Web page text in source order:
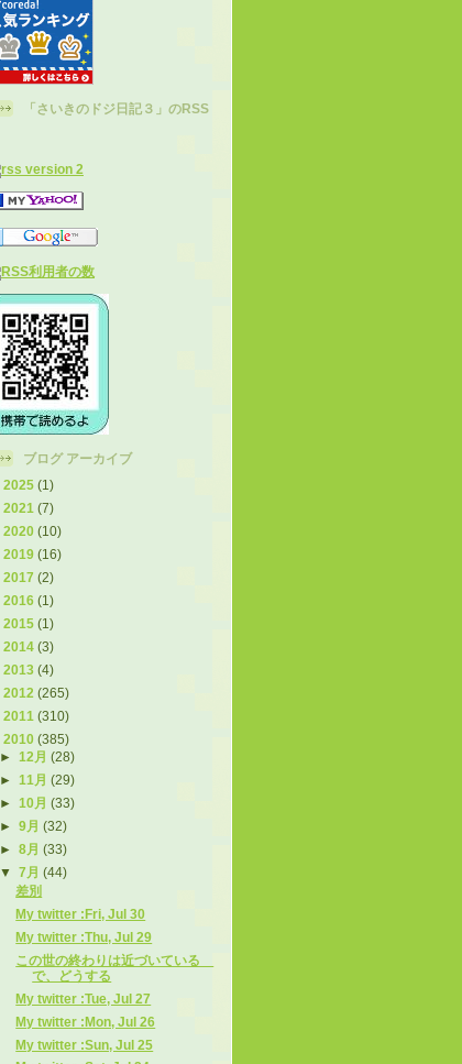
「さいきのドジ日記３」のRSS
ブログ アーカイブ
2025 (1)
2021 (7)
2020 (10)
2019 (16)
2017 (2)
2016 (1)
2015 (1)
2014 (3)
2013 (4)
2012 (265)
2011 (310)
2010 (385)
►12月(28)
►11月(29)
►10月(33)
►9月(32)
►8月(33)
▼7月(44)
差別
My twitter :Fri, Jul 30
My twitter :Thu, Jul 29
この世の終わりは近づいている
で、どうする
My twitter :Tue, Jul 27
My twitter :Mon, Jul 26
My twitter :Sun, Jul 25